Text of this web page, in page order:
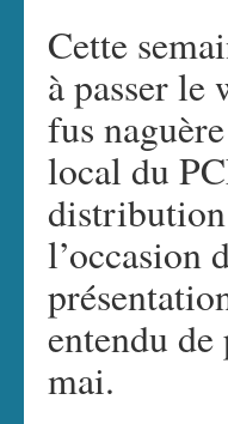
Cette
à passer le
fus
local du
l’occasion
entendu
mai.